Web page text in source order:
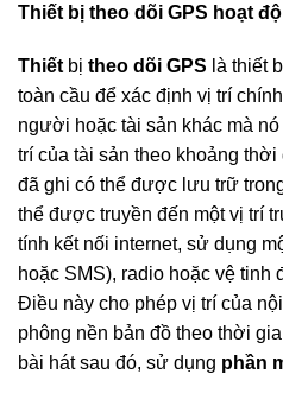
Thiết bị theo dõi GPS hoạt
Thiếtbị theo dõi GPS là thiết
toàn cầu để xác định vị trí
người hoặc tài sản khác mà
trí của tài sản theo khoảng
đã ghi có thể được lưu trữ
thể được truyền đến một vị trí
tính kết nối internet, sử dụng
hoặc SMS), radio hoặc vệ tinh
Điều này cho phép vị trí của
phông nền bản đồ theo thời
bài hát sau đó, sử dụng phần